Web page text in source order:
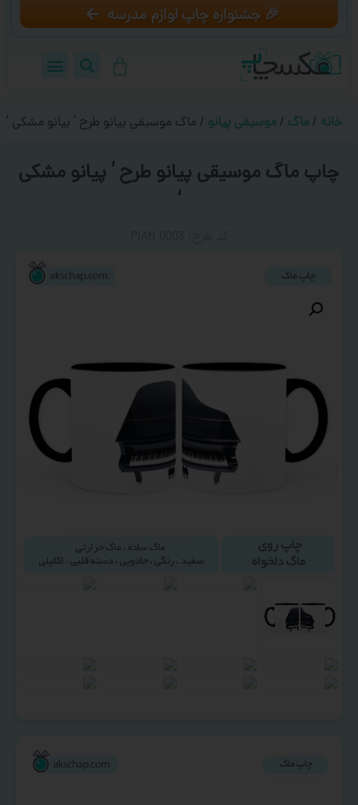
🎉 جشنواره چاپ لوازم مدرسه
خانه / ماگ / موسیقی پیانو / ماگ موسیقی پیانو طرح ‘ پیانو مشکی ‘
چاپ ماگ موسیقی پیانو طرح ‘ پیانو مشکی
‘